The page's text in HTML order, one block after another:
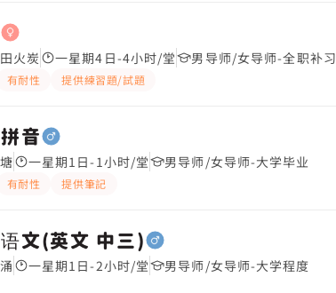
火炭 一星期4日-4小时/堂 男导师/女导师-全职补习
有耐性 提供練習題/試題
音
一星期1日-1小时/堂 男导师/女导师-大学毕业
有耐性 提供筆記
文(英文 中三)
一星期1日-2小时/堂 男导师/女导师-大学程度